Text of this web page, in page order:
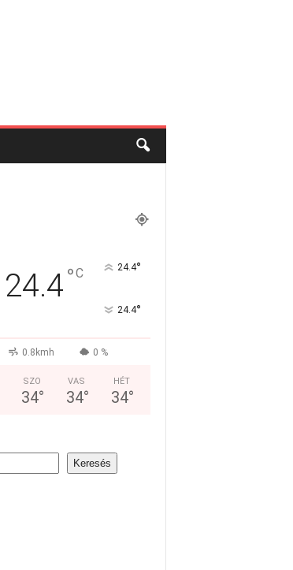
24.4°C 24.4°
24.4°
0.8kmh 0 %
SZO
34°
VAS
34°
HÉT
34°
Keresés